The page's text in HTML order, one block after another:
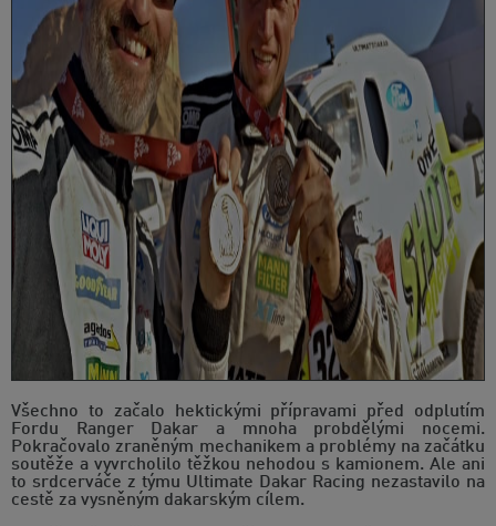
Všechno to začalo hektickými přípravami před odplutím
Fordu Ranger Dakar a mnoha probdělými nocemi.
Pokračovalo zraněným mechanikem a problémy na začátku
soutěže a vyvrcholilo těžkou nehodou s kamionem. Ale ani
to srdcerváče z týmu Ultimate Dakar Racing nezastavilo na
cestě za vysněným dakarským cílem.